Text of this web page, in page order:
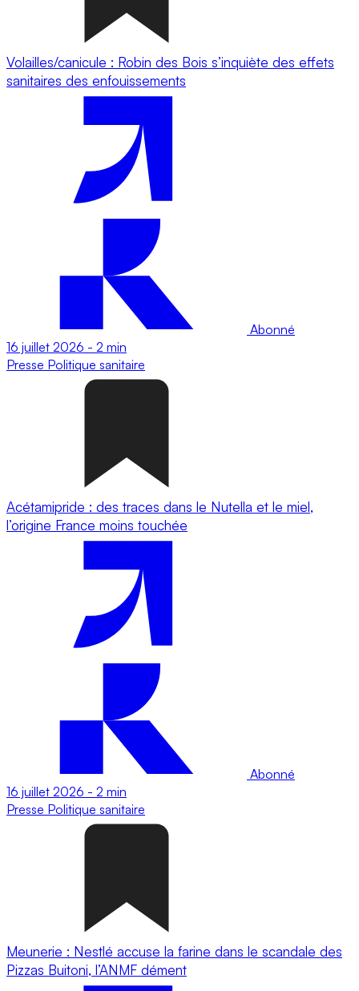
Volailles/canicule : Robin des Bois s’inquiète des effets
sanitaires des enfouissements
Abonné
16 juillet 2026 - 2 min
Presse Politique sanitaire
Acétamipride : des traces dans le Nutella et le miel,
l’origine France moins touchée
Abonné
16 juillet 2026 - 2 min
Presse Politique sanitaire
Meunerie : Nestlé accuse la farine dans le scandale des
Pizzas Buitoni, l’ANMF dément